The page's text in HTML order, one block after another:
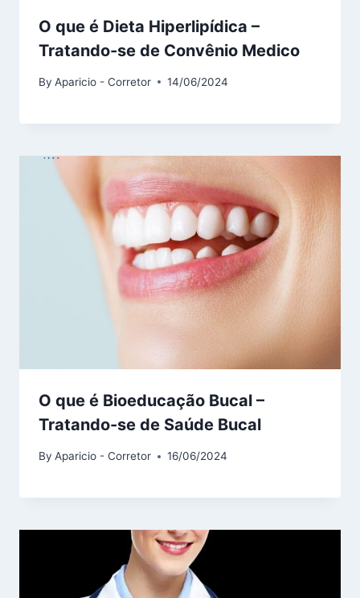
O que é Dieta Hiperlipídica –
Tratando-se de Convênio Medico
By Aparicio - Corretor 14/06/2024
O que é Bioeducação Bucal –
Tratando-se de Saúde Bucal
By Aparicio - Corretor 16/06/2024